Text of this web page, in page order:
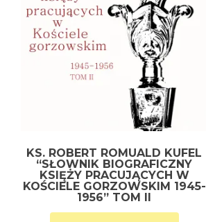
KS. ROBERT ROMUALD KUFEL
“SŁOWNIK BIOGRAFICZNY
KSIĘŻY PRACUJĄCYCH W
KOŚCIELE GORZOWSKIM 1945-
1956” TOM II